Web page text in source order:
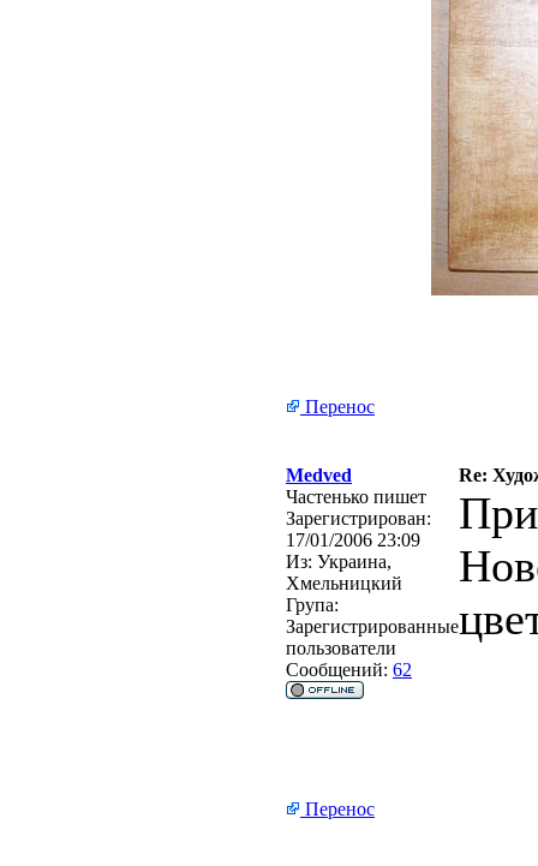
Перенос
Medved
Re:
Частенько пишет
Зарегистрирован:
17/01/2006 23:09
Из: Украина,
Хмельницкий
Група:
Зарегистрированные
пользователи
Сообщений: 62
Перенос